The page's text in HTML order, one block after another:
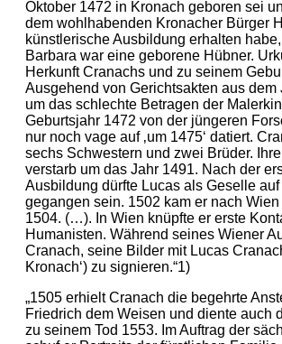
Oktober 1472 in Kronach geboren sei
dem wohlhabenden Kronacher Bürger
künstlerische Ausbildung erhalten
Barbara war eine geborene Hübner.
Herkunft Cranachs und zu seinem
Ausgehend von Gerichtsakten aus
um das schlechte Betragen der
Geburtsjahr 1472 von der jüngeren
nur noch vage auf ‚um 1475‘ datiert.
sechs Schwestern und zwei Brüder.
verstarb um das Jahr 1491. Nach der
Ausbildung dürfte Lucas als Geselle
gegangen sein. 1502 kam er nach
1504. (…). In Wien knüpfte er erste
Humanisten. Während seines Wiener
Cranach, seine Bilder mit Lucas
Kronach‘) zu signieren.“1)
„1505 erhielt Cranach die begehrte
Friedrich dem Weisen und diente auch
zu seinem Tod 1553. Im Auftrag der